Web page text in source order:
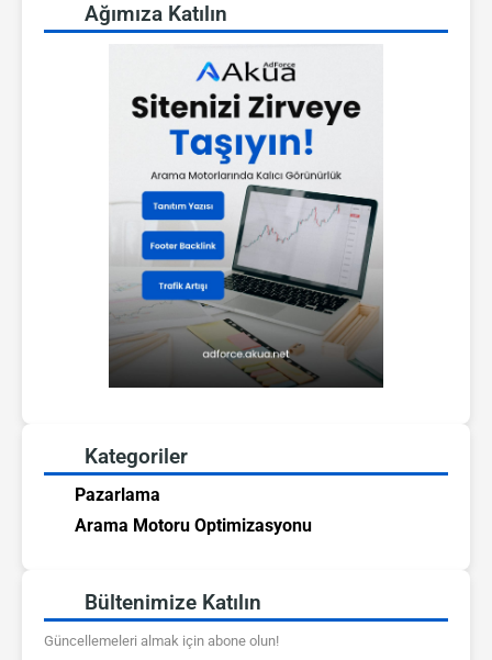
Ağımıza Katılın
Kategoriler
Pazarlama
Arama Motoru Optimizasyonu
Bültenimize Katılın
Güncellemeleri almak için abone olun!